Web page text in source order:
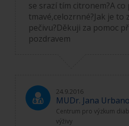
se srazí tím citronem?A
tmavé,celozrnné?Jak je to
pečivu?Děkuji za pomoc
pozdravem
24.9.2016
MUDr. Jana
Centrum pro výzkum
výživy